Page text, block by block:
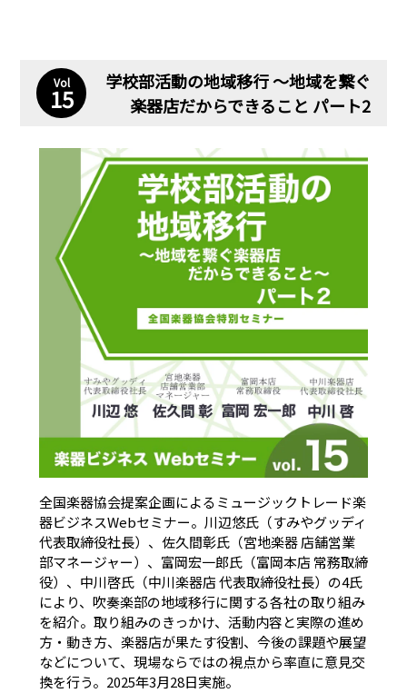
Vol
15
学校部活動の地域移行 〜地域を繋ぐ
楽器店だからできること パート2
全国楽器協会提案企画によるミュージックトレード楽
器ビジネスWebセミナー。川辺悠氏（すみやグッディ
代表取締役社長）、佐久間彰氏（宮地楽器 店舗営業
部マネージャー）、富岡宏一郎氏（富岡本店 常務取締
役）、中川啓氏（中川楽器店 代表取締役社長）の4氏
により、吹奏楽部の地域移行に関する各社の取り組み
を紹介。取り組みのきっかけ、活動内容と実際の進め
方・動き方、楽器店が果たす役割、今後の課題や展望
などについて、現場ならではの視点から率直に意見交
換を行う。2025年3月28日実施。